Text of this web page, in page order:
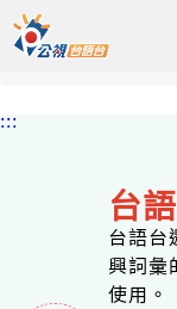
中央內容區塊
頭頁
:::
台
台語台
興詞彙
使用。